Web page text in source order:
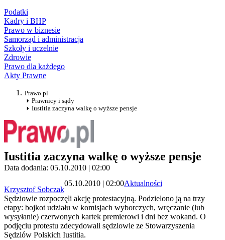
Podatki
Kadry i BHP
Prawo w biznesie
Samorząd i administracja
Szkoły i uczelnie
Zdrowie
Prawo dla każdego
Akty Prawne
Prawo.pl
Prawnicy i sądy
Iustitia zaczyna walkę o wyższe pensje
Iustitia zaczyna walkę o wyższe pensje
Data dodania: 05.10.2010 | 02:00
Krzysztof Sobczak
05.10.2010 | 02:00Aktualności
Sędziowie rozpoczęli akcję protestacyjną. Podzielono ją na trzy
etapy: bojkot udziału w komisjach wyborczych, wręczanie (lub
wysyłanie) czerwonych kartek premierowi i dni bez wokand. O
podjęciu protestu zdecydowali sędziowie ze Stowarzyszenia
Sędziów Polskich Iustitia.